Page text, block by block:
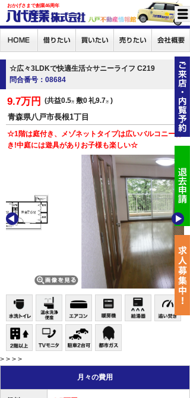
おかげさまで創業46周年
☆広々3LDKで快適生活☆サニーライフ C219
問合番号：08684
9.7万円 共益0.5万 敷0礼9.7万
青森県八戸市長根1丁目
☆1階は庭付き、メゾネットタイプは広いバルコニー付
き!中庭には遊具がありお子様も楽しい☆
> > > >
月々の費用